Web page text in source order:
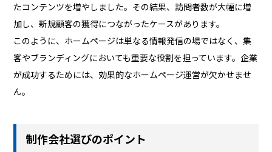
たコンテンツを増やしました。その結果、訪問者数が大幅に増
加し、新規顧客の獲得につながったケースがあります。
このように、ホームページは単なる情報発信の場ではなく、集
客やブランディングにおいても重要な役割を担っています。企業
が成功するためには、効果的なホームページ運営が欠かせませ
ん。
制作会社選びのポイント